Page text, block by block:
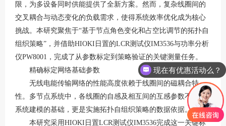
限，为多设备同时供能提供了全新方案。然而，复杂线圈间的
交叉耦合与动态变化的负载需求，使得系统效率优化成为核心
挑战。本研究聚焦于“基于节点角色变化和占空比调节的拓扑自
组织策略”，并借助HIOKI日置的LCR测试仪IM3536与功率分析
仪PW8001，完成了从参数标定到策略验证的关键测量任务。
精确标定网络基础参数
无线电能传输网络的性能高度依赖于线圈间的磁耦合特
性。多节点系统中，各线圈的自感及相互间的互感参数不仅是
系统建模的基础，更是实施拓扑自组织策略的数据依据。
本研究采用HIOKI日置LCR测试仪IM3536完成这一关键标
可以介绍下你们的产品么？
现在有优惠活动么？